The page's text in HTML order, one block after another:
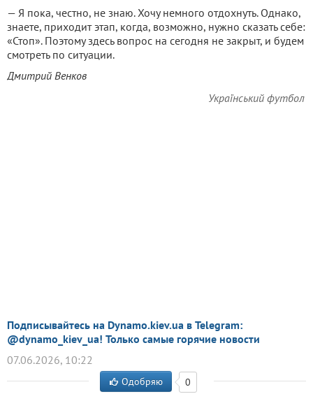
— Я пока, честно, не знаю. Хочу немного отдохнуть. Однако,
знаете, приходит этап, когда, возможно, нужно сказать себе:
«Стоп». Поэтому здесь вопрос на сегодня не закрыт, и будем
смотреть по ситуации.
Дмитрий Венков
Український футбол
Подписывайтесь на Dynamo.kiev.ua в Telegram:
@dynamo_kiev_ua! Только самые горячие новости
07.06.2026, 10:22
Одобряю 0